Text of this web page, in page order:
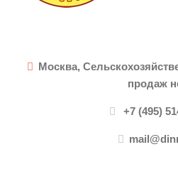
Москва,
продаж
+7 (495)